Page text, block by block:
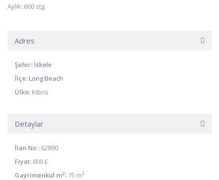
Aylık: 600 stg
Adres
Şehir: İskele
İlçe: Long Beach
Ülke: Kıbrıs
Detaylar
İlan No : 62890
Fiyat: 600 £
Gayrimenkul m²: 75 m2